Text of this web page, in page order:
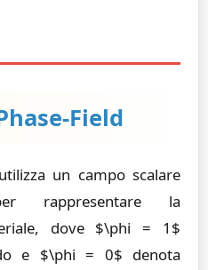
Field
un campo scalare
rappresentare la
dove $\phi = 1$
e $\phi = 0$ denota